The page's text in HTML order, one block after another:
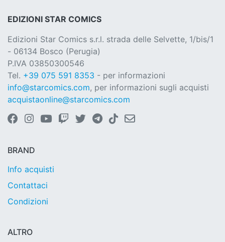
EDIZIONI STAR COMICS
Edizioni Star Comics s.r.l. strada delle Selvette, 1/bis/1
- 06134 Bosco (Perugia)
P.IVA 03850300546
Tel. +39 075 591 8353 - per informazioni
info@starcomics.com, per informazioni sugli acquisti
acquistaonline@starcomics.com
BRAND
Info acquisti
Contattaci
Condizioni
ALTRO